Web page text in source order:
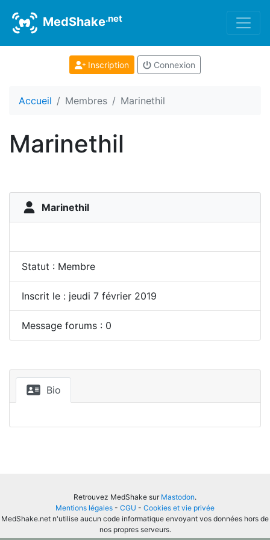
MedShake.net
Inscription Connexion
Accueil Membres Marinethil
Marinethil
Marinethil
Statut : Membre
Inscrit le : jeudi 7 février 2019
Message forums : 0
Bio
Retrouvez MedShake sur Mastodon.
Mentions légales - CGU - Cookies et vie privée
MedShake.net n'utilise aucun code informatique envoyant vos données hors de
nos propres serveurs.